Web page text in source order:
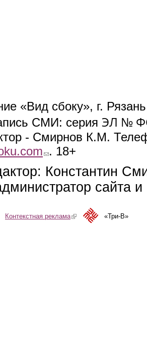
«Вид сбоку», г.
СМИ: серия ЭЛ №
- Смирнов К.М.
(link sends e-mail)
. 18+
Константин
сайта
Контекстная реклама(link is external)«Три-В»